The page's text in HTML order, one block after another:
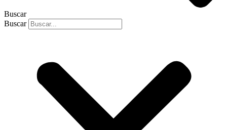
Buscar
Buscar